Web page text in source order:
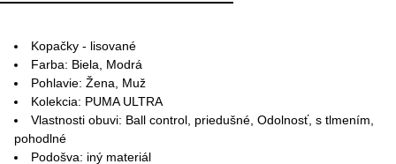
Kopačky - lisované
Farba: Biela, Modrá
Pohlavie: Žena, Muž
Kolekcia: PUMA ULTRA
Vlastnosti obuvi: Ball control, priedušné, Odolnosť, s tlmením,
pohodlné
Podošva: iný materiál